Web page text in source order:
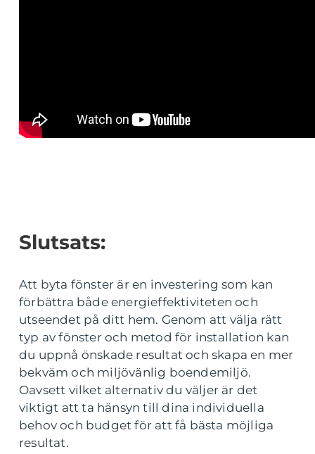
Slutsats:
Att byta fönster är en investering som kan
förbättra både energieffektiviteten och
utseendet på ditt hem. Genom att välja rätt
typ av fönster och metod för installation kan
du uppnå önskade resultat och skapa en mer
bekväm och miljövänlig boendemiljö.
Oavsett vilket alternativ du väljer är det
viktigt att ta hänsyn till dina individuella
behov och budget för att få bästa möjliga
resultat.